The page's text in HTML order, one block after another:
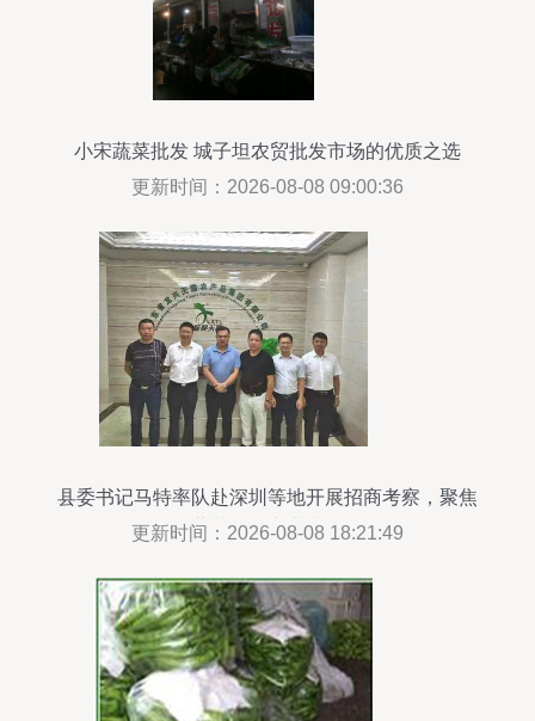
小宋蔬菜批发 城子坦农贸批发市场的优质之选
更新时间：2026-08-08 09:00:36
县委书记马特率队赴深圳等地开展招商考察，聚焦
蔬菜批发产业升级
更新时间：2026-08-08 18:21:49